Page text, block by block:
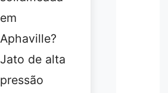
em
Aphaville?
Jato de alta
pressão